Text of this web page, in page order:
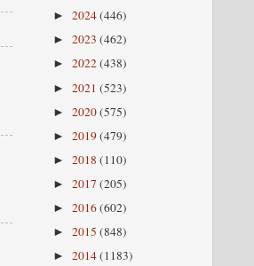
► 2024(446)
► 2023 (462)
► 2022(438)
► 2021 (523)
► 2020(575)
► 2019(479)
► 2018 (110)
► 2017 (205)
► 2016(602)
► 2015 (848)
► 2014(1183)